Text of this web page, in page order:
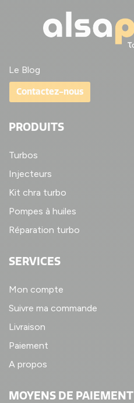
Le Blog
Contactez-nous
PRODUITS
Turbos
Injecteurs
Kit chra turbo
Pompes à huiles
Réparation turbo
SERVICES
Mon compte
Suivre ma commande
Livraison
Paiement
A propos
MOYENS DE PAIEMENT